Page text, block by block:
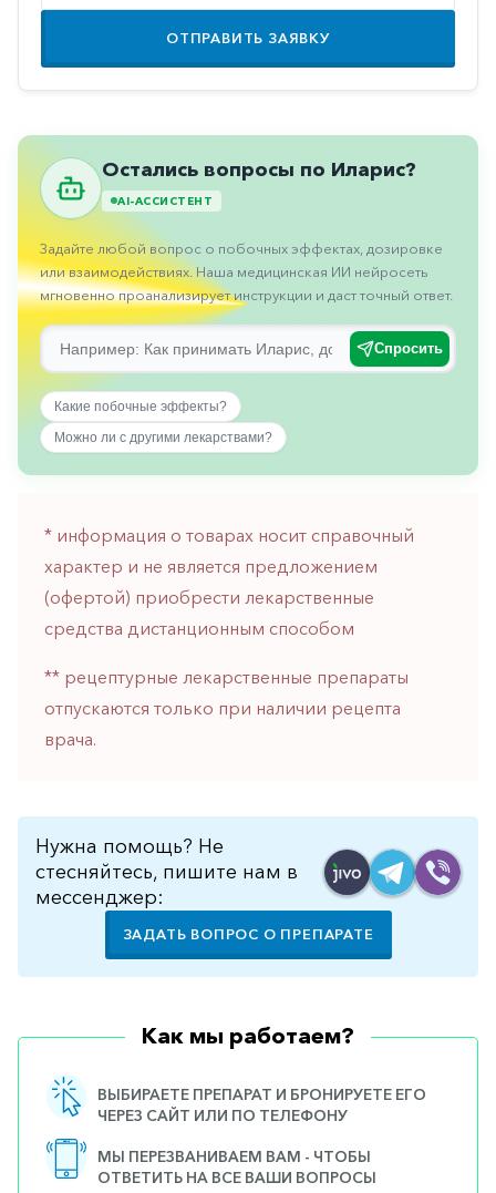
Противоаллергические
Противогрибковые
Противоопухолевые
Противоподагрические
Противорвотные
Противоэпилептические
Пульмонология
Тромбозы
Урология
Ухо-
горло-
нос
Хирургия
Щитовидная
ОТПРАВИТЬ ЗАЯВКУ
Остались вопросы по Иларис?
AI-АССИСТЕНТ
Задайте любой вопрос о побочных эффектах, дозировке
или взаимодействиях. Наша медицинская ИИ нейросеть
мгновенно проанализирует инструкции и даст точный ответ.
Спросить
Какие побочные эффекты?
Можно ли с другими лекарствами?
* информация о товарах носит справочный
характер и не является предложением
(офертой) приобрести лекарственные
средства дистанционным способом
** рецептурные лекарственные препараты
отпускаются только при наличии рецепта
врача.
Нужна помощь? Не
стесняйтесь, пишите нам в
мессенджер:
ЗАДАТЬ ВОПРОС О ПРЕПАРАТЕ
Как мы работаем?
ВЫБИРАЕТЕ ПРЕПАРАТ И БРОНИРУЕТЕ ЕГО
ЧЕРЕЗ САЙТ ИЛИ ПО ТЕЛЕФОНУ
МЫ ПЕРЕЗВАНИВАЕМ ВАМ - ЧТОБЫ
ОТВЕТИТЬ НА ВСЕ ВАШИ ВОПРОСЫ